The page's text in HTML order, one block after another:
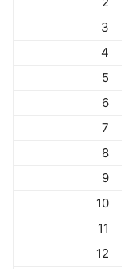
3
4
5
6
7
8
9
10
11
12